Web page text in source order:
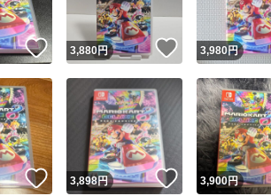
いいね！
3,880円 いいね！
3,980円
いいね！
3,898円 いいね！
3,900円